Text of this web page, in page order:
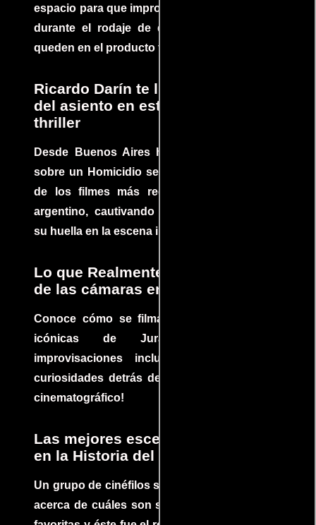
espacio para que improvisaciones que se dan
durante el rodaje de determinadas escenas
queden en el producto final.
Ricardo Darín te llevará al borde
del asiento en este increíble
thriller
Desde Buenos Aires hasta el mundo, Tesis
sobre un Homicidio se ha convertido en uno
de los filmes más recomendados del cine
argentino, cautivando audiencias y dejando
su huella en la escena internacional.
Lo que Realmente Sucedió detrás
de las cámaras en Jurassic Park
Conoce cómo se filmaron algunas escenas
icónicas de Jurassic Park, con
improvisaciones incluidas. ¡Descubre las
curiosidades detrás del rodaje de un clásico
cinematográfico!
Las mejores escenas de acción
en la Historia del cine
Un grupo de cinéfilos se juntaron para debatir
acerca de cuáles son sus escenas de acción